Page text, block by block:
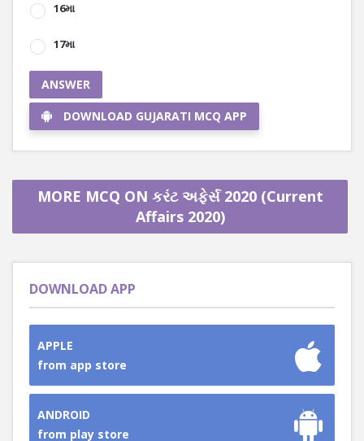
16મા
17મા
ANSWER
DOWNLOAD GUJARATI MCQ APP
MORE MCQ ON કરંટ અફેર્સ 2020 (Current
Affairs 2020)
DOWNLOAD APP
APPLE
from app store
ANDROID
from play store